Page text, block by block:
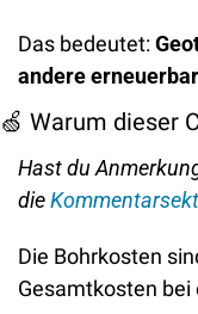
Das bedeutet:
andere
🍏 Warum dieser
Hast du
die
Die Bohrkosten
Gesamtkosten